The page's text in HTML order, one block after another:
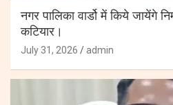
नगर पालिका वार्डो में किये जायेंगे
कटियार।
July 31, 2026 admin